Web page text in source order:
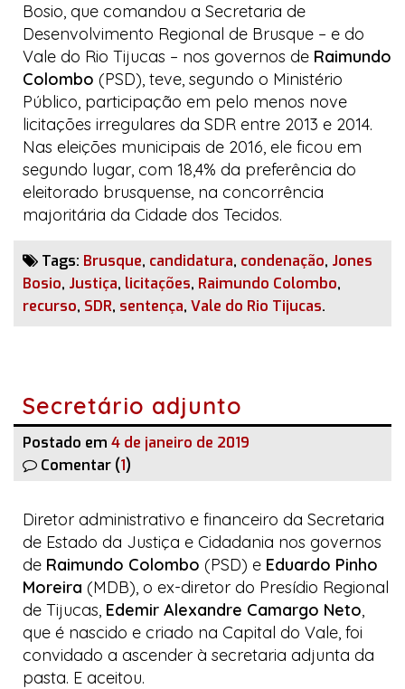
Bosio, que comandou a Secretaria de
Desenvolvimento Regional de Brusque – e do
Vale do Rio Tijucas – nos governos de Raimundo
Colombo (PSD), teve, segundo o Ministério
Público, participação em pelo menos nove
licitações irregulares da SDR entre 2013 e 2014.
Nas eleições municipais de 2016, ele ficou em
segundo lugar, com 18,4% da preferência do
eleitorado brusquense, na concorrência
majoritária da Cidade dos Tecidos.
Tags: Brusque, candidatura, condenação, Jones
Bosio, Justiça, licitações, Raimundo Colombo,
recurso, SDR, sentença, Vale do Rio Tijucas.
Secretário adjunto
Postado em 4 de janeiro de 2019
Comentar (1)
Diretor administrativo e financeiro da Secretaria
de Estado da Justiça e Cidadania nos governos
de Raimundo Colombo (PSD) e Eduardo Pinho
Moreira (MDB), o ex-diretor do Presídio Regional
de Tijucas, Edemir Alexandre Camargo Neto,
que é nascido e criado na Capital do Vale, foi
convidado a ascender à secretaria adjunta da
pasta. E aceitou.